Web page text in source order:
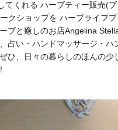
てくれる ハーブティー販売(
クショップを ハーブライフ
ブと癒しのお店Angelina
占い・ハンドマッサージ・ハ
ひ、日々の暮らしのほんの少